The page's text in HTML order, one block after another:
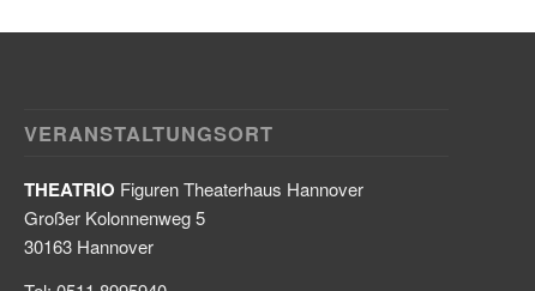
VERANSTALTUNGSORT
THEATRIO Figuren Theaterhaus Hannover
Großer Kolonnenweg 5
30163 Hannover